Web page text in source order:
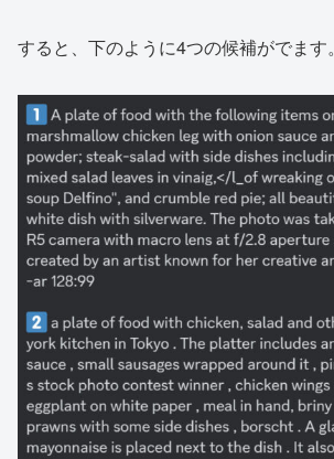
すると、下のように4つの候補がでます。